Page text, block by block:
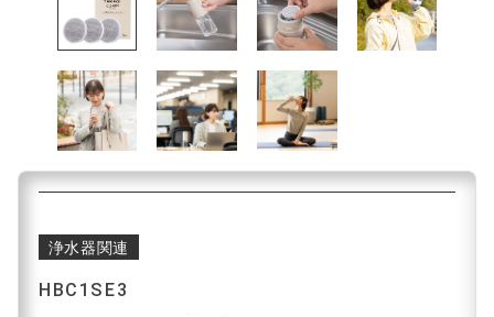
浄水器関連
HBC1SE3